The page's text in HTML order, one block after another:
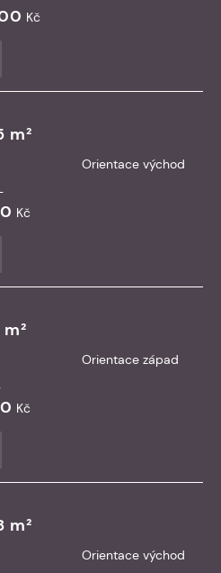
Kč
m²
Orientace východ
Kč
Orientace západ
Kč
m²
Orientace východ